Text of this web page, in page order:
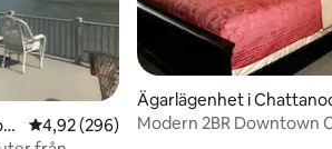
4,92 av 5 i genomsnittligt betyg, 296
4,92 (296)
Ägarlägenhet i
Modern 2BR Downtown